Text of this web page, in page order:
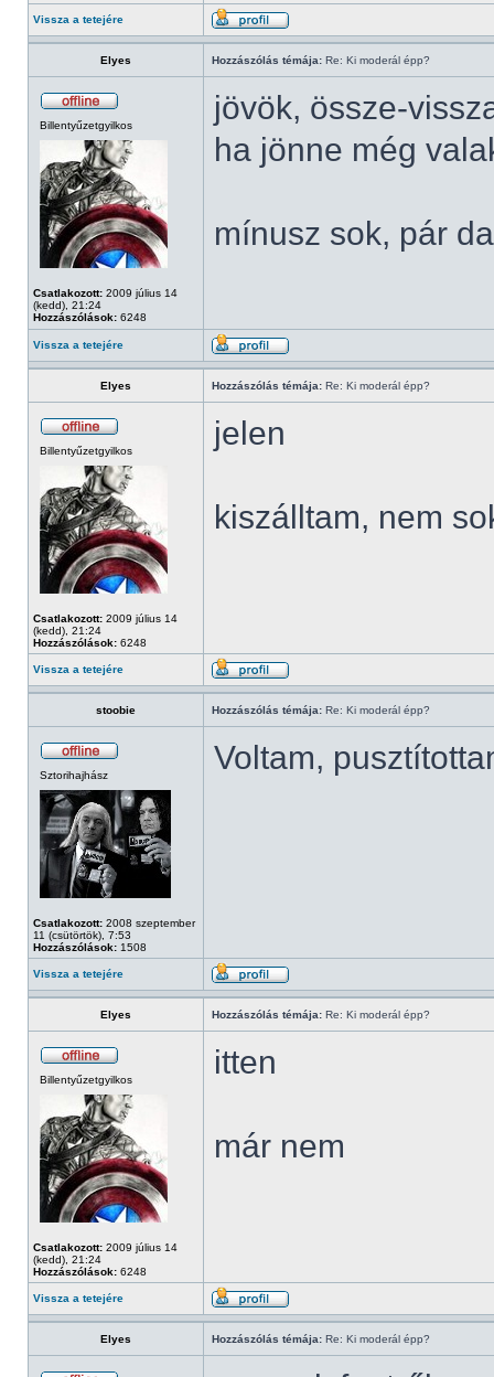
Vissza a tetejére
Elyes Hozzászólás témája: Re: Ki moderál épp?
Billentyűzetgyilkos
Csatlakozott: 2009 július 14
(kedd), 21:24
Hozzászólások: 6248
jövök, össze-
ha jönne még
mínusz sok, pár
Vissza a tetejére
Elyes Hozzászólás témája: Re: Ki moderál épp?
Billentyűzetgyilkos
Csatlakozott: 2009 július 14
(kedd), 21:24
Hozzászólások: 6248
jelen
kiszálltam, nem
Vissza a tetejére
stoobie Hozzászólás témája: Re: Ki moderál épp?
Sztorihajhász
Csatlakozott: 2008 szeptember
11 (csütörtök), 7:53
Hozzászólások: 1508
Voltam,
Vissza a tetejére
Elyes Hozzászólás témája: Re: Ki moderál épp?
Billentyűzetgyilkos
Csatlakozott: 2009 július 14
(kedd), 21:24
Hozzászólások: 6248
itten
már nem
Vissza a tetejére
Elyes Hozzászólás témája: Re: Ki moderál épp?